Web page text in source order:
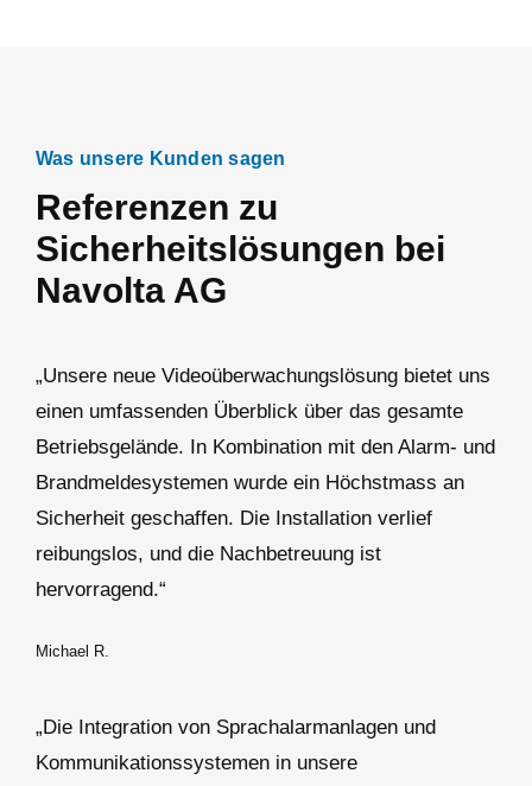
Was unsere Kunden sagen
Referenzen zu
Sicherheitslösungen bei
Navolta AG
„Unsere neue Videoüberwachungslösung bietet uns
einen umfassenden Überblick über das gesamte
Betriebsgelände. In Kombination mit den Alarm- und
Brandmeldesystemen wurde ein Höchstmass an
Sicherheit geschaffen. Die Installation verlief
reibungslos, und die Nachbetreuung ist
hervorragend.“
Michael R.
„Die Integration von Sprachalarmanlagen und
Kommunikationssystemen in unsere